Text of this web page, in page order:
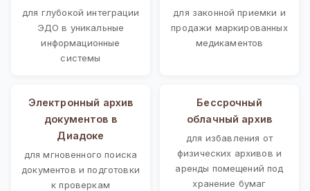
для глубокой интеграции
ЭДО в уникальные
информационные
системы
для законной приемки и
продажи маркированных
медикаментов
Электронный архив
документов в
Диадоке
для мгновенного поиска
документов и подготовки
к проверкам
Бессрочный
облачный архив
для избавления от
физических архивов и
аренды помещений под
хранение бумаг